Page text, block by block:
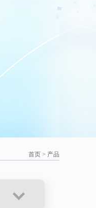
首页 > 产品